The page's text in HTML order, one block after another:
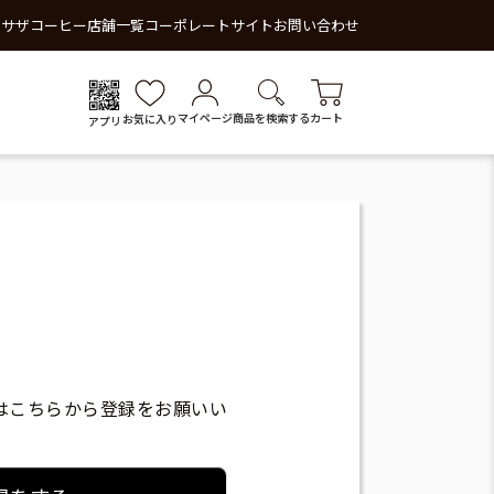
ザコーヒー店舗一覧コーポレートサイトお問い合わせ
アプリ お気に入り マイページ商品を検索するカート
ちらから登録をお願いい